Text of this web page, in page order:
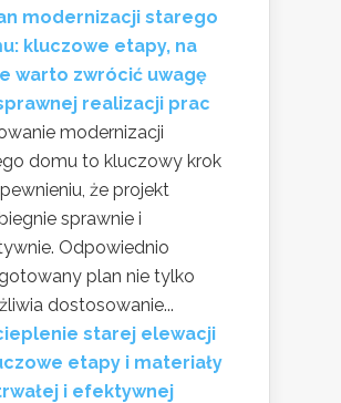
modernizacji starego
kluczowe etapy, na
warto zwrócić uwagę
realizacji prac
modernizacji
domu to kluczowy krok
że projekt
sprawnie i
Odpowiednio
plan nie tylko
dostosowanie...
starej elewacji
etapy i materiały
i efektywnej